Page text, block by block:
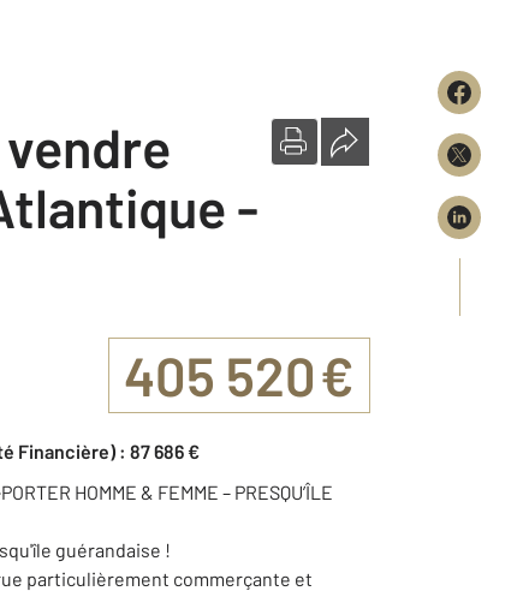
-
405 520 €
Financière) : 87 686 €
HOMME & FEMME – PRESQU’ÎLE
guérandaise !
particulièrement commerçante et